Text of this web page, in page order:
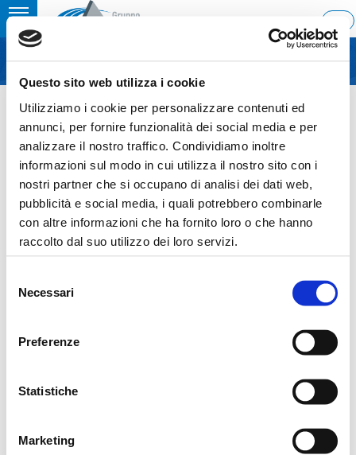
Questo sito web utilizza i cookie
Utilizziamo i cookie per personalizzare contenuti ed
annunci, per fornire funzionalità dei social media e per
analizzare il nostro traffico. Condividiamo inoltre
informazioni sul modo in cui utilizza il nostro sito con i
nostri partner che si occupano di analisi dei dati web,
pubblicità e social media, i quali potrebbero combinarle
con altre informazioni che ha fornito loro o che hanno
raccolto dal suo utilizzo dei loro servizi.
delNecessari
Preferenze
Statistiche
Marketing
Toggle
navigation
MENU
Last update: 2026/02/12 12:37
12.02.2026
STRATEGIC PLAN 2026-2029 –
PIEVE DI SOLIGO,12
FEBRUARY 2026
Torna indietro